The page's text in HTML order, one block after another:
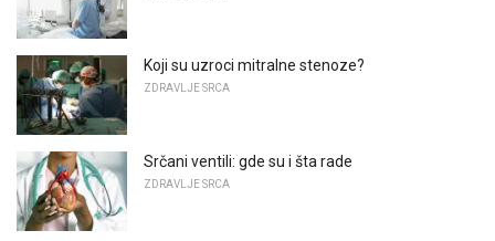
Koji su uzroci mitralne stenoze?
ZDRAVLJE SRCA
Srčani ventili: gde su i šta rade
ZDRAVLJE SRCA